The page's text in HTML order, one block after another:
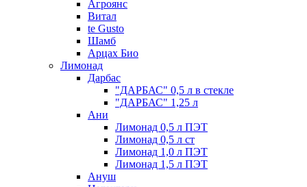
Агроянс
Витал
te Gusto
Шамб
Арцах Био
Лимонад
Дарбас
"ДАРБАС" 0,5 л в стекле
"ДАРБАС" 1,25 л
Ани
Лимонад 0,5 л ПЭТ
Лимонад 0,5 л ст
Лимонад 1,0 л ПЭТ
Лимонад 1,5 л ПЭТ
Ануш